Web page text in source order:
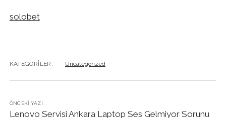
solobet
KATEGORILER: Uncategorized
ÖNCEKI YAZI
Lenovo Servisi Ankara Laptop Ses Gelmiyor Sorunu